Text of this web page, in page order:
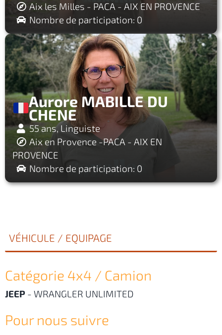
Aix les Milles - PACA - AIX EN PROVENCE
Nombre de participation: 0
Aurore MABILLE DU
CHENE
55 ans, Linguiste
Aix en Provence -PACA - AIX EN
PROVENCE
Nombre de participation: 0
VÉHICULE / EQUIPAGE
Catégorie 4x4 / Camion
JEEP - WRANGLER UNLIMITED
Pour nous suivre